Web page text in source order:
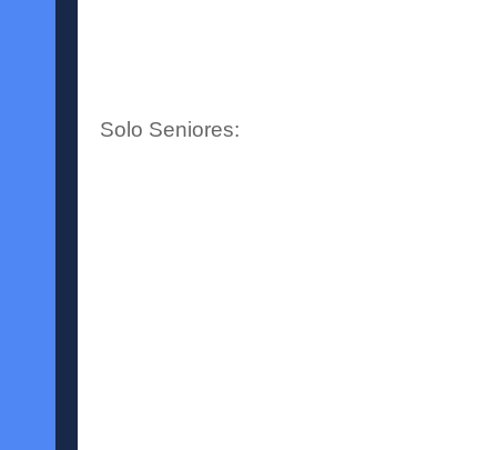
Solo Seniores: